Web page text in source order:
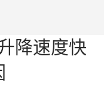
降速度快